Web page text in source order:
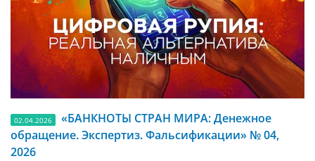
02.04.2026
«БАНКНОТЫ СТРАН МИРА: Денежное
обращение. Экспертиз. Фальсификации» № 04,
2026